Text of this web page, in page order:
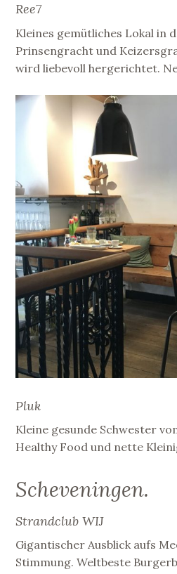
Ree7
Kleines gemütliches Lokal in
Prinsengracht und
wird liebevoll hergerichtet.
Pluk
Kleine gesunde Schwester
Healthy Food und nette
Scheveningen.
Strandclub WIJ
Gigantischer Ausblick aufs
Stimmung. Weltbeste